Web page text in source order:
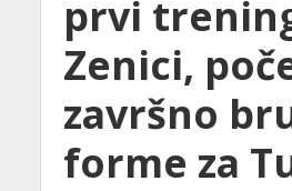
prvi
Zenici,
završno
forme za